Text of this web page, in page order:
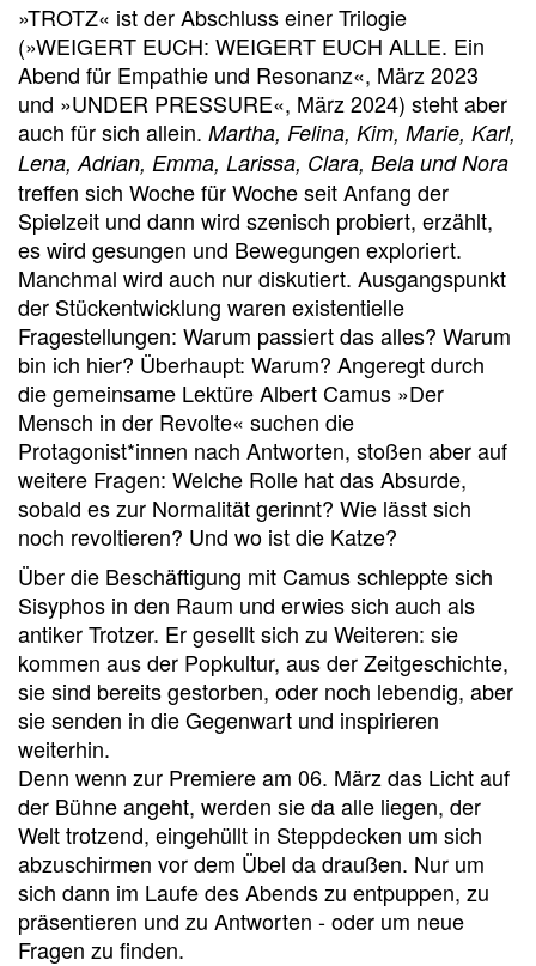
»TROTZ« ist der Abschluss einer Trilogie
(»WEIGERT EUCH: WEIGERT EUCH ALLE. Ein
Abend für Empathie und Resonanz«, März 2023
und »UNDER PRESSURE«, März 2024) steht aber
auch für sich allein. Martha, Felina, Kim, Marie, Karl,
Lena, Adrian, Emma, Larissa, Clara, Bela und Nora
treffen sich Woche für Woche seit Anfang der
Spielzeit und dann wird szenisch probiert, erzählt,
es wird gesungen und Bewegungen exploriert.
Manchmal wird auch nur diskutiert. Ausgangspunkt
der Stückentwicklung waren existentielle
Fragestellungen: Warum passiert das alles? Warum
bin ich hier? Überhaupt: Warum? Angeregt durch
die gemeinsame Lektüre Albert Camus »Der
Mensch in der Revolte« suchen die
Protagonist*innen nach Antworten, stoßen aber auf
weitere Fragen: Welche Rolle hat das Absurde,
sobald es zur Normalität gerinnt? Wie lässt sich
noch revoltieren? Und wo ist die Katze?
Über die Beschäftigung mit Camus schleppte sich
Sisyphos in den Raum und erwies sich auch als
antiker Trotzer. Er gesellt sich zu Weiteren: sie
kommen aus der Popkultur, aus der Zeitgeschichte,
sie sind bereits gestorben, oder noch lebendig, aber
sie senden in die Gegenwart und inspirieren
weiterhin.
Denn wenn zur Premiere am 06. März das Licht auf
der Bühne angeht, werden sie da alle liegen, der
Welt trotzend, eingehüllt in Steppdecken um sich
abzuschirmen vor dem Übel da draußen. Nur um
sich dann im Laufe des Abends zu entpuppen, zu
präsentieren und zu Antworten - oder um neue
Fragen zu finden.